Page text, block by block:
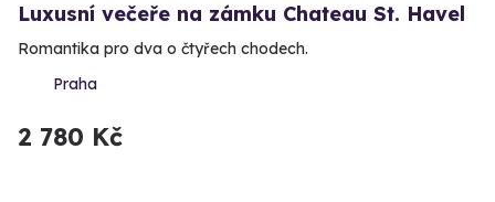
Luxusní večeře na zámku Chateau St. Havel
Romantika pro dva o čtyřech chodech.
Praha
2 780 Kč